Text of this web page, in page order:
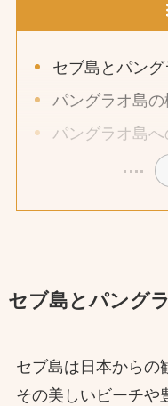
セブ島とパン
パングラオ島の
パングラオ島
セブ島とパング
セブ島は日本からの
その美しいビーチや